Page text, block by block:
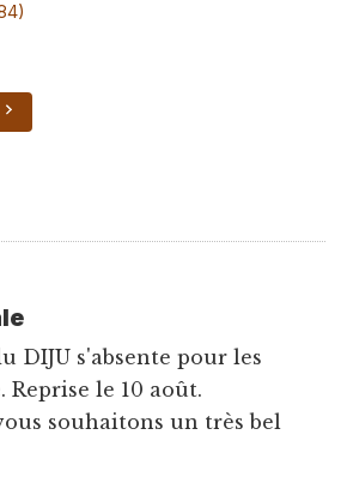
DIJU s'absente pour les
Reprise le 10 août.
souhaitons un très bel